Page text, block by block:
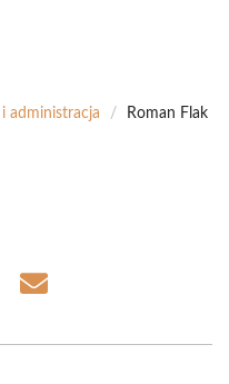
administracja / Roman Flak
Share